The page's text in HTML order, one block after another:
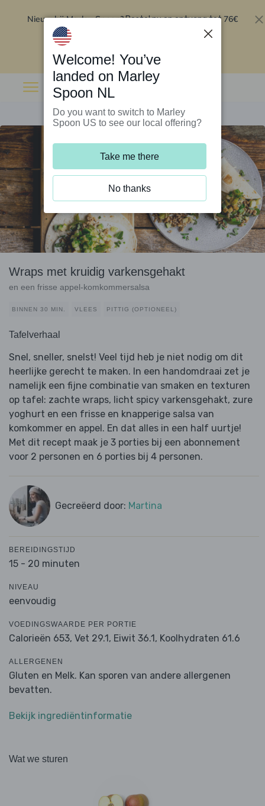
Nieuw bij Marley Spoon?Bestel nu en ontvang tot 76€
Wraps met kruidig varkensgehakt
en een frisse appel-komkommersalsa
BINNEN 30 MIN. VLEES PITTIG (OPTIONEEL)
Tafelverhaal
Snel, sneller, snelst! Veel tijd heb je niet nodig om dit
heerlijke gerecht te maken. In een handomdraai zet je
namelijk een fijne combinatie van smaken en texturen
op tafel: zachte wraps, licht spicy varkensgehakt, zure
yoghurt en een frisse en knapperige salsa van
komkommer en appel. En dat alles in een half uurtje!
Met dit recept maak je 3 porties bij een abonnement
voor 2 personen en 6 porties bij 4 personen.
Gecreëerd door: Martina
BEREIDINGSTIJD
15 - 20 minuten
NIVEAU
eenvoudig
VOEDINGSWAARDE PER PORTIE
Calorieën 653, Vet 29.1, Eiwit 36.1, Koolhydraten 61.6
ALLERGENEN
Gluten en Melk. Kan sporen van andere allergenen
bevatten.
Bekijk ingrediëntinformatie
Wat we sturen
Welcome! You’ve
landed on Marley
Spoon NL
Do you want to switch to Marley
Spoon US to see our local offering?
Take me there
No thanks